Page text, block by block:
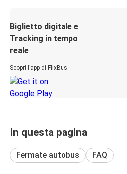
Biglietto digitale e
Tracking in tempo
reale
Scopri l’app di FlixBus
In questa pagina
Fermate autobus FAQ